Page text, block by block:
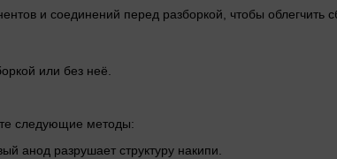
и соединений перед разборкой, чтобы облегчить
или без неё.
следующие методы:
анод разрушает структуру накипи.